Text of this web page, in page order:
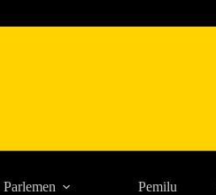
Parlemen Pemilu